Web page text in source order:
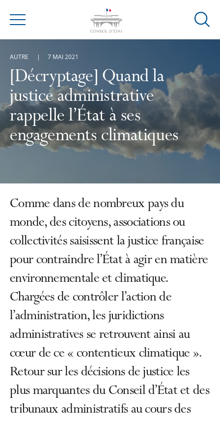
Menu
Ouvrir
[Décryptage] Quand la
justice administrative
rappelle l’État à ses
engagements climatiques
AUTRE 7 MAI 2021
Comme dans de nombreux pays du
monde, des citoyens, associations ou
collectivités saisissent la justice française
pour contraindre l’État à agir en matière
environnementale et climatique.
Chargées de contrôler l’action de
l’administration, les juridictions
administratives se retrouvent ainsi au
cœur de ce « contentieux climatique ».
Retour sur les décisions de justice les
plus marquantes du Conseil d’État et des
tribunaux administratifs au cours des